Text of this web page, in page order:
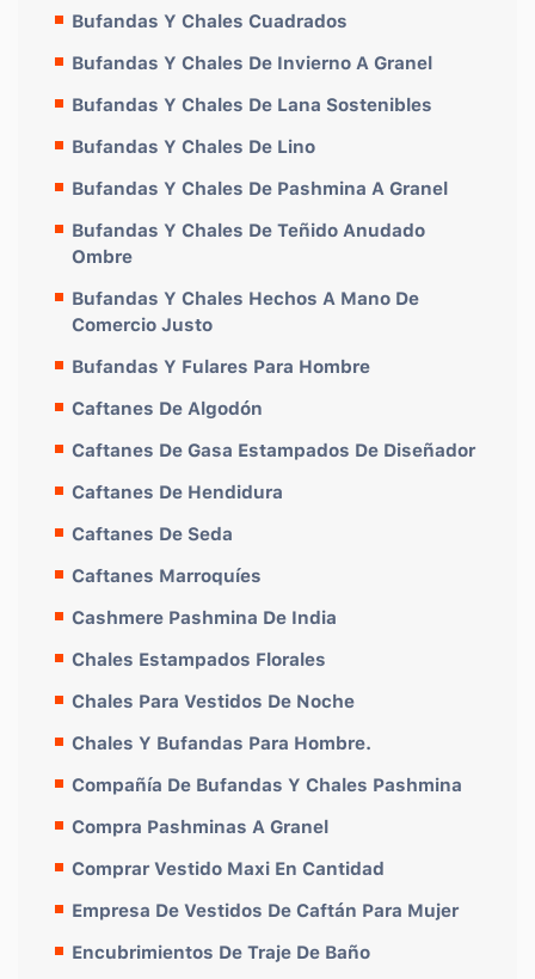
Bufandas Y Chales Cuadrados
Bufandas Y Chales De Invierno A Granel
Bufandas Y Chales De Lana Sostenibles
Bufandas Y Chales De Lino
Bufandas Y Chales De Pashmina A Granel
Bufandas Y Chales De Teñido Anudado
Ombre
Bufandas Y Chales Hechos A Mano De
Comercio Justo
Bufandas Y Fulares Para Hombre
Caftanes De Algodón
Caftanes De Gasa Estampados De Diseñador
Caftanes De Hendidura
Caftanes De Seda
Caftanes Marroquíes
Cashmere Pashmina De India
Chales Estampados Florales
Chales Para Vestidos De Noche
Chales Y Bufandas Para Hombre.
Compañía De Bufandas Y Chales Pashmina
Compra Pashminas A Granel
Comprar Vestido Maxi En Cantidad
Empresa De Vestidos De Caftán Para Mujer
Encubrimientos De Traje De Baño